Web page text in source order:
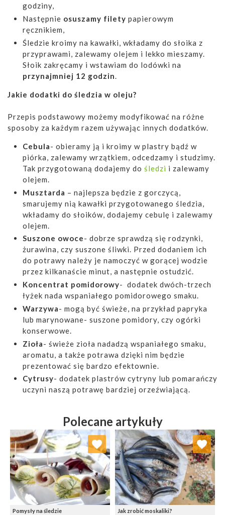
godziny,
Następnie osuszamy filety papierowym
ręcznikiem,
Śledzie kroimy na kawałki, wkładamy do słoika z
przyprawami, zalewamy olejem i lekko mieszamy.
Słoik zakręcamy i wstawiam do lodówki na
przynajmniej 12 godzin.
Jakie dodatki do śledzia w oleju?
Przepis podstawowy możemy modyfikować na różne
sposoby za każdym razem używając innych dodatków.
Cebula- obieramy ją i kroimy w plastry bądź w
piórka, zalewamy wrzątkiem, odcedzamy i studzimy.
Tak przygotowaną dodajemy do śledzi i zalewamy
olejem.
Musztarda – najlepsza będzie z gorczycą,
smarujemy nią kawałki przygotowanego śledzia,
wkładamy do słoików, dodajemy cebulę i zalewamy
olejem.
Suszone owoce- dobrze sprawdzą się rodzynki,
żurawina, czy suszone śliwki. Przed dodaniem ich
do potrawy należy je namoczyć w gorącej wodzie
przez kilkanaście minut, a następnie ostudzić.
Koncentrat pomidorowy- dodatek dwóch-trzech
łyżek nada wspaniałego pomidorowego smaku.
Warzywa- mogą być świeże, na przykład papryka
lub marynowane- suszone pomidory, czy ogórki
konserwowe.
Zioła- świeże zioła nadadzą wspaniałego smaku,
aromatu, a także potrawa dzięki nim będzie
prezentować się bardzo efektownie.
Cytrusy- dodatek plastrów cytryny lub pomarańczy
uczyni naszą potrawę bardziej orzeźwiającą.
Polecane artykuły
Pomysły na śledzie
Dodaj do ulubionych
Wybierz listę:
Jak zrobić moskaliki?
Dodaj do ulubionych
Wybierz listę: